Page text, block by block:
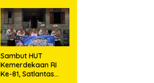
Sambut HUT
Kemerdekaan RI
Ke-81, Satlantas